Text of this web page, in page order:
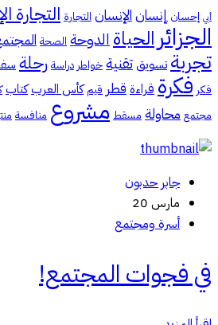
أبي إحسان إنسانالإنسان التجارة التجارة
الجزائر الحياةالدوحة الصحة
تجربة تسويقتقنية خواطر دراسة رحلة
فكر فكرة قراءة قطر قيم كأس العرب كتاب
مجتمع محاولة مسقط مشروع منافسة
جابر حدبون
مارس 20
أسرة ومجتمع
في فجوات المجتمع!